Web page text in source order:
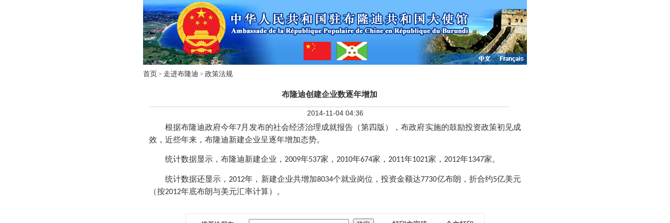
首页 > 走进布隆迪 > 政策法规
布隆迪创建企业数逐年增加
2014-11-04 04:36
根据布隆迪政府今年7月发布的社会经济治理成就报告（第四版），布政府实施的鼓励投资政策初见成
效，近些年来，布隆迪新建企业呈逐年增加态势。
统计数据显示，布隆迪新建企业， 2009年537家， 2010年674家， 2011年1021家， 2012年1347家。
统计数据还显示， 2012年，新建企业共增加8034个就业岗位，投资金额达7730亿布朗，折合约5亿美元
（按2012年底布朗与美元汇率计算）。